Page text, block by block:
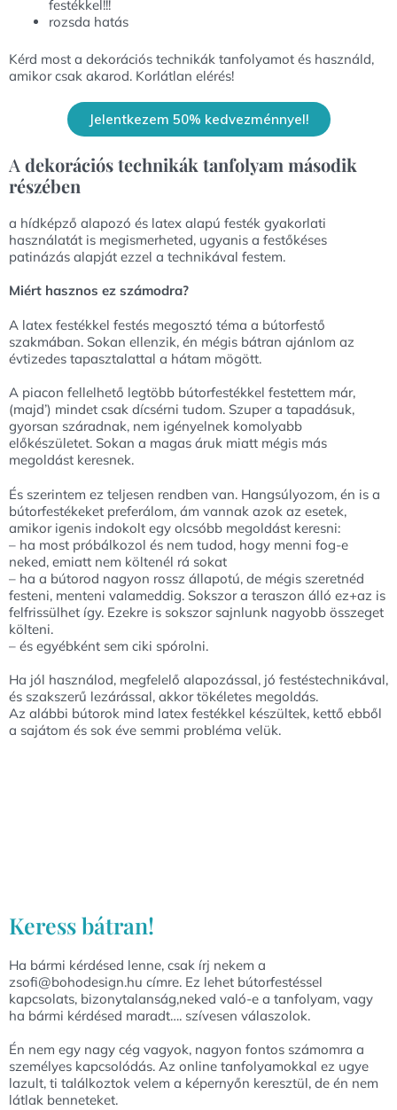
festékkel!!!
rozsda hatás
Kérd most a dekorációs technikák tanfolyamot és használd,
amikor csak akarod. Korlátlan elérés!
Jelentkezem 50% kedvezménnyel!
A dekorációs technikák tanfolyam második
részében
a hídképző alapozó és latex alapú festék gyakorlati
használatát is megismerheted, ugyanis a festőkéses
patinázás alapját ezzel a technikával festem.
Miért hasznos ez számodra?
A latex festékkel festés megosztó téma a bútorfestő
szakmában. Sokan ellenzik, én mégis bátran ajánlom az
évtizedes tapasztalattal a hátam mögött.
A piacon fellelhető legtöbb bútorfestékkel festettem már,
(majd’) mindet csak dícsérni tudom. Szuper a tapadásuk,
gyorsan száradnak, nem igényelnek komolyabb
előkészületet. Sokan a magas áruk miatt mégis más
megoldást keresnek.
És szerintem ez teljesen rendben van. Hangsúlyozom, én is a
bútorfestékeket preferálom, ám vannak azok az esetek,
amikor igenis indokolt egy olcsóbb megoldást keresni:
– ha most próbálkozol és nem tudod, hogy menni fog-e
neked, emiatt nem költenél rá sokat
– ha a bútorod nagyon rossz állapotú, de mégis szeretnéd
festeni, menteni valameddig. Sokszor a teraszon álló ez+az is
felfrissülhet így. Ezekre is sokszor sajnlunk nagyobb összeget
költeni.
– és egyébként sem ciki spórolni.
Ha jól használod, megfelelő alapozással, jó festéstechnikával,
és szakszerű lezárással, akkor tökéletes megoldás.
Az alábbi bútorok mind latex festékkel készültek, kettő ebből
a sajátom és sok éve semmi probléma velük.
Keress bátran!
Ha bármi kérdésed lenne, csak írj nekem a
zsofi@bohodesign.hu címre. Ez lehet bútorfestéssel
kapcsolats, bizonytalanság,neked való-e a tanfolyam, vagy
ha bármi kérdésed maradt…. szívesen válaszolok.
Én nem egy nagy cég vagyok, nagyon fontos számomra a
személyes kapcsolódás. Az online tanfolyamokkal ez ugye
lazult, ti találkoztok velem a képernyőn keresztül, de én nem
látlak benneteket.